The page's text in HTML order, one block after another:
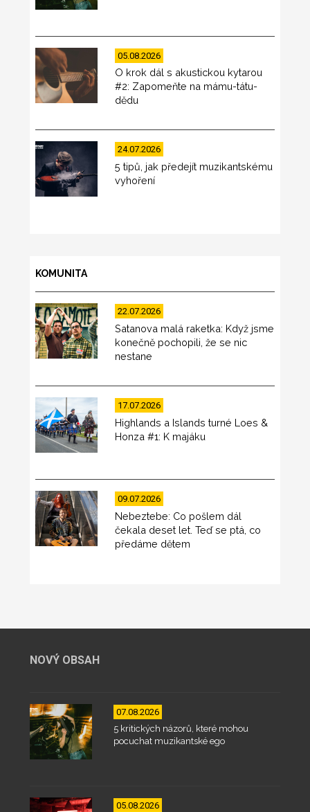
05.08.2026
O krok dál s akustickou kytarou
#2: Zapomeňte na mámu-tátu-
dědu
24.07.2026
5 tipů, jak předejít muzikantskému
vyhoření
KOMUNITA
22.07.2026
Satanova malá raketka: Když jsme
konečně pochopili, že se nic
nestane
17.07.2026
Highlands a Islands turné Loes &
Honza #1: K majáku
09.07.2026
Nebeztebe: Co pošlem dál
čekala deset let. Teď se ptá, co
předáme dětem
NOVÝ OBSAH
07.08.2026
5 kritických názorů, které mohou
pocuchat muzikantské ego
05.08.2026